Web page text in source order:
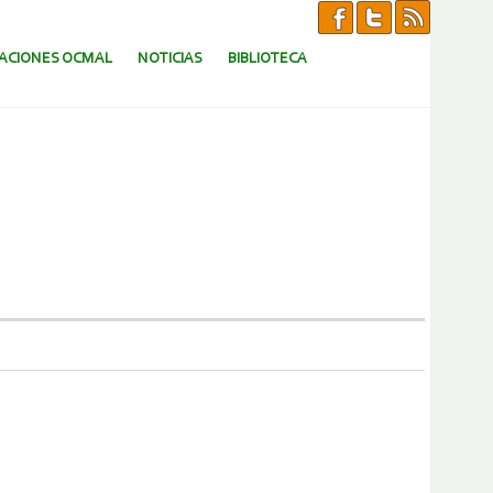
OCMAL NOTICIAS BIBLIOTECA